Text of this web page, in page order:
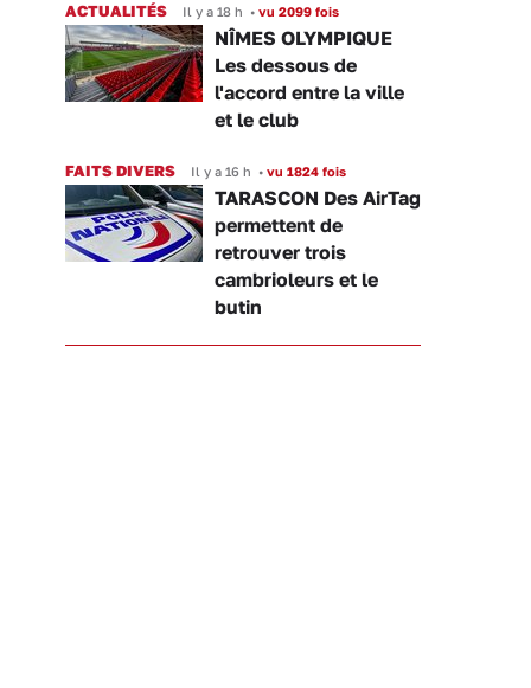
ACTUALITÉS Il y a 18 h • vu 2099 fois
NÎMES OLYMPIQUE
Les dessous de
l'accord entre la ville
et le club
FAITS DIVERS Il y a 16 h • vu 1824 fois
TARASCON Des AirTag
permettent de
retrouver trois
cambrioleurs et le
butin